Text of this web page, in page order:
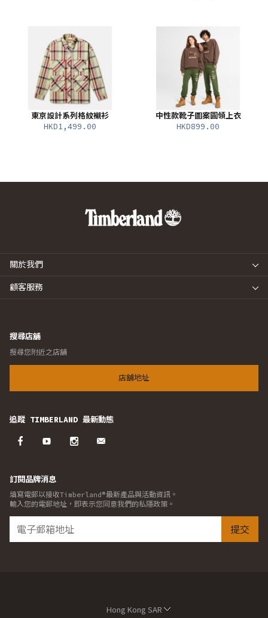
東京設計系列格紋襯衫
HKD1,499.00
中性款靴子圖案圓領上衣
HKD899.00
關於我們
顧客服務
搜尋店舖
搜尋您附近之店舖
店舖地址
追蹤 TIMBERLAND 最新動態
訂閱品牌消息
填寫電郵以接收Timberland®最新產品與活動資訊。
輸入您的電郵地址，即表示您同意我們的私隱政策。
提交
Hong Kong SAR